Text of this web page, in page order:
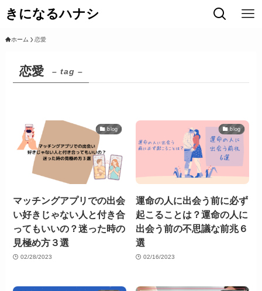
きになるハナシ
ホーム 恋愛
恋愛 – tag –
blog
マッチングアプリでの出会
い好きじゃない人と付き合
ってもいいの？迷った時の
見極め方３選
02/28/2023
blog
運命の人に出会う前に必ず
起こることは？運命の人に
出会う前の不思議な前兆６
選
02/16/2023